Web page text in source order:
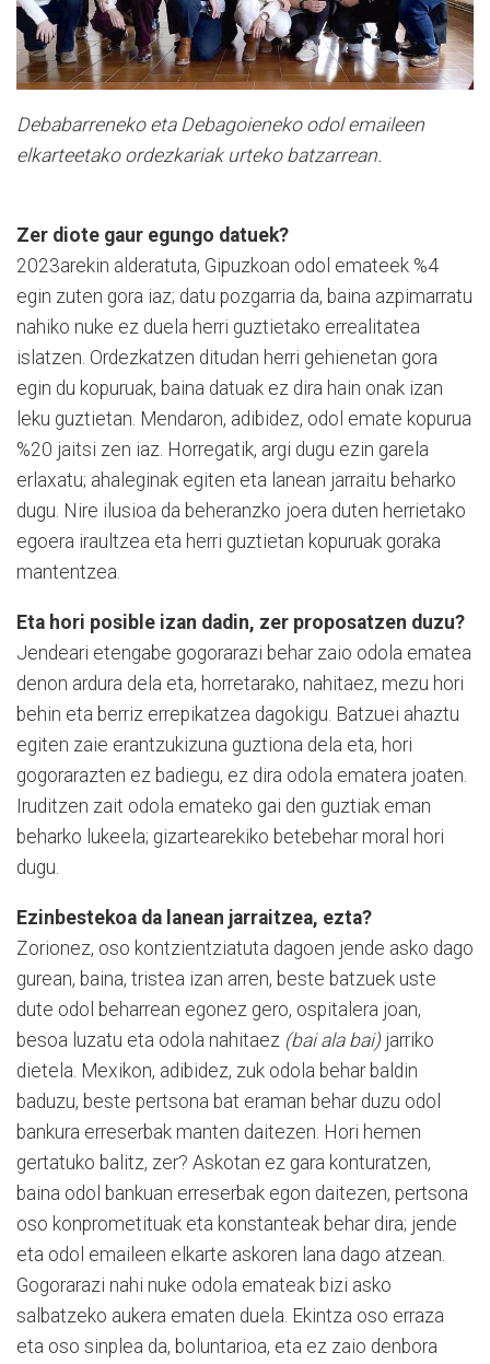
Debabarreneko eta Debagoieneko odol emaileen
elkarteetako ordezkariak urteko batzarrean.
Zer diote gaur egungo datuek?
2023arekin alderatuta, Gipuzkoan odol emateek %4
egin zuten gora iaz; datu pozgarria da, baina azpimarratu
nahiko nuke ez duela herri guztietako errealitatea
islatzen. Ordezkatzen ditudan herri gehienetan gora
egin du kopuruak, baina datuak ez dira hain onak izan
leku guztietan. Mendaron, adibidez, odol emate kopurua
%20 jaitsi zen iaz. Horregatik, argi dugu ezin garela
erlaxatu; ahaleginak egiten eta lanean jarraitu beharko
dugu. Nire ilusioa da beheranzko joera duten herrietako
egoera iraultzea eta herri guztietan kopuruak goraka
mantentzea.
Eta hori posible izan dadin, zer proposatzen duzu?
Jendeari etengabe gogorarazi behar zaio odola ematea
denon ardura dela eta, horretarako, nahitaez, mezu hori
behin eta berriz errepikatzea dagokigu. Batzuei ahaztu
egiten zaie erantzukizuna guztiona dela eta, hori
gogorarazten ez badiegu, ez dira odola ematera joaten.
Iruditzen zait odola emateko gai den guztiak eman
beharko lukeela; gizartearekiko betebehar moral hori
dugu.
Ezinbestekoa da lanean jarraitzea, ezta?
Zorionez, oso kontzientziatuta dagoen jende asko dago
gurean, baina, tristea izan arren, beste batzuek uste
dute odol beharrean egonez gero, ospitalera joan,
besoa luzatu eta odola nahitaez (bai ala bai) jarriko
dietela. Mexikon, adibidez, zuk odola behar baldin
baduzu, beste pertsona bat eraman behar duzu odol
bankura erreserbak manten daitezen. Hori hemen
gertatuko balitz, zer? Askotan ez gara konturatzen,
baina odol bankuan erreserbak egon daitezen, pertsona
oso konprometituak eta konstanteak behar dira; jende
eta odol emaileen elkarte askoren lana dago atzean.
Gogorarazi nahi nuke odola emateak bizi asko
salbatzeko aukera ematen duela. Ekintza oso erraza
eta oso sinplea da, boluntarioa, eta ez zaio denbora